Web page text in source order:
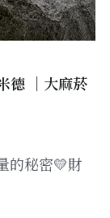
德 ｜大麻菸
的秘密💛財